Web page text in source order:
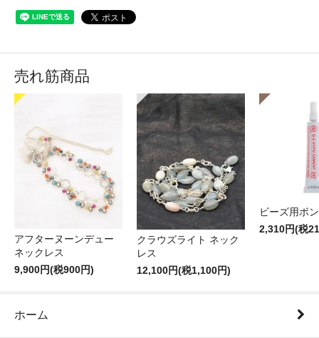
売れ筋商品
アフターヌーンデュー
ネックレス
9,900円(税900円)
クラウズライト ネック
レス
12,100円(税1,100円)
ビーズ用ボ
2,310円(税
ホーム